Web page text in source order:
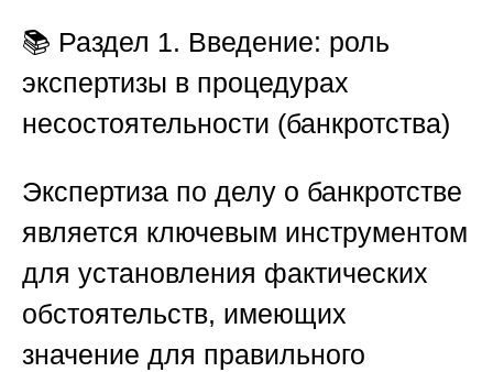
📚 Раздел 1. Введение: роль
экспертизы в процедурах
несостоятельности (банкротства)
Экспертиза по делу о банкротстве
является ключевым инструментом
для установления фактических
обстоятельств, имеющих
значение для правильного